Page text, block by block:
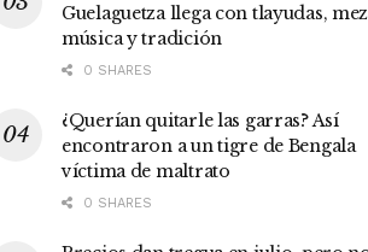
Guelaguetza llega con tlayudas,
música y tradición
0 SHARES
¿Querían quitarle las garras? Así
encontraron a un tigre de Bengala
víctima de maltrato
0 SHARES